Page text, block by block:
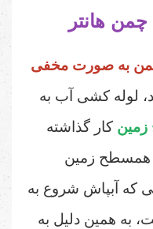
هانتر
به صورت مخفی
لوله کشی آب به
زمین کار گذاشته
همسطح زمین
که آبپاش شروع به
به همین دلیل به